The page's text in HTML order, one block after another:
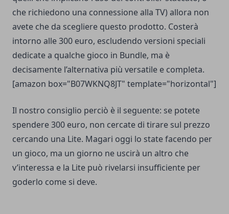
che richiedono una connessione alla TV) allora non
avete che da scegliere questo prodotto. Costerà
intorno alle 300 euro, escludendo versioni speciali
dedicate a qualche gioco in Bundle, ma è
decisamente l’alternativa più versatile e completa.
[amazon box="B07WKNQ8JT" template="horizontal"]
Il nostro consiglio perciò è il seguente: se potete
spendere 300 euro, non cercate di tirare sul prezzo
cercando una Lite. Magari oggi lo state facendo per
un gioco, ma un giorno ne uscirà un altro che
v’interessa e la Lite può rivelarsi insufficiente per
goderlo come si deve.